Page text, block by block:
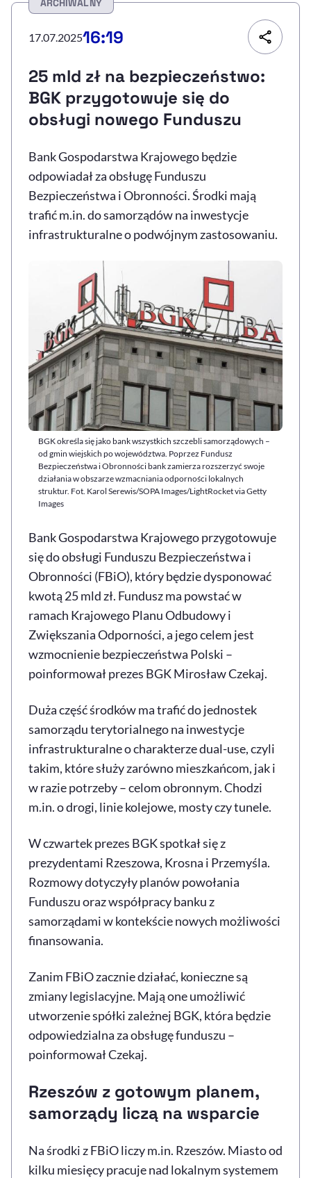
Sprawdź, jak i dlaczego zwiększamy dostępność , otwiera się w nowym
, otwiera się w
ARCHIWALNY
17.07.202516:19
25 mld zł na bezpieczeństwo:
BGK przygotowuje się do
obsługi nowego Funduszu
Bank Gospodarstwa Krajowego będzie
odpowiadał za obsługę Funduszu
Bezpieczeństwa i Obronności. Środki mają
trafić m.in. do samorządów na inwestycje
infrastrukturalne o podwójnym zastosowaniu.
BGK określa się jako bank wszystkich szczebli samorządowych –
od gmin wiejskich po województwa. Poprzez Fundusz
Bezpieczeństwa i Obronności bank zamierza rozszerzyć swoje
działania w obszarze wzmacniania odporności lokalnych
struktur. Fot. Karol Serewis/SOPA Images/LightRocket via Getty
Images
Bank Gospodarstwa Krajowego przygotowuje
się do obsługi Funduszu Bezpieczeństwa i
Obronności (FBiO), który będzie dysponować
kwotą 25 mld zł. Fundusz ma powstać w
ramach Krajowego Planu Odbudowy i
Zwiększania Odporności, a jego celem jest
wzmocnienie bezpieczeństwa Polski –
poinformował prezes BGK Mirosław Czekaj.
Duża część środków ma trafić do jednostek
samorządu terytorialnego na inwestycje
infrastrukturalne o charakterze dual-use, czyli
takim, które służy zarówno mieszkańcom, jak i
w razie potrzeby – celom obronnym. Chodzi
m.in. o drogi, linie kolejowe, mosty czy tunele.
W czwartek prezes BGK spotkał się z
prezydentami Rzeszowa, Krosna i Przemyśla.
Rozmowy dotyczyły planów powołania
Funduszu oraz współpracy banku z
samorządami w kontekście nowych możliwości
finansowania.
Zanim FBiO zacznie działać, konieczne są
zmiany legislacyjne. Mają one umożliwić
utworzenie spółki zależnej BGK, która będzie
odpowiedzialna za obsługę funduszu –
poinformował Czekaj.
Rzeszów z gotowym planem,
samorządy liczą na wsparcie
Na środki z FBiO liczy m.in. Rzeszów. Miasto od
kilku miesięcy pracuje nad lokalnym systemem